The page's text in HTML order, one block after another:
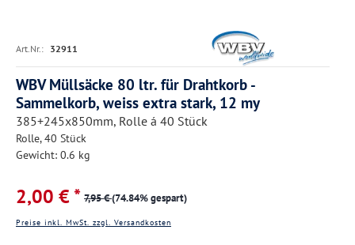
Art.Nr.: 32911
WBV Müllsäcke 80 ltr. für Drahtkorb -
Sammelkorb, weiss extra stark, 12 my
385+245x850mm, Rolle á 40 Stück
Rolle, 40 Stück
Gewicht: 0.6 kg
2,00 € * 7,95 €(74.84% gespart)
Preise inkl. MwSt. zzgl. Versandkosten